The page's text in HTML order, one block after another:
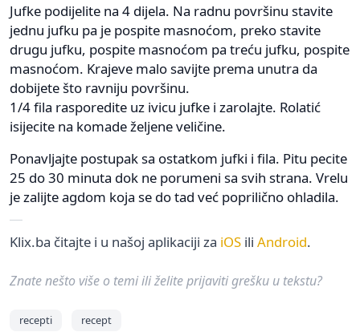
Jufke podijelite na 4 dijela. Na radnu površinu stavite
jednu jufku pa je pospite masnoćom, preko stavite
drugu jufku, pospite masnoćom pa treću jufku, pospite
masnoćom. Krajeve malo savijte prema unutra da
dobijete što ravniju površinu.
1/4 fila rasporedite uz ivicu jufke i zarolajte. Rolatić
isijecite na komade željene veličine.
Ponavljajte postupak sa ostatkom jufki i fila. Pitu pecite
25 do 30 minuta dok ne porumeni sa svih strana. Vrelu
je zalijte agdom koja se do tad već poprilično ohladila.
Klix.ba čitajte i u našoj aplikaciji za iOS ili Android.
Znate nešto više o temi ili želite prijaviti grešku u tekstu?
recepti recept